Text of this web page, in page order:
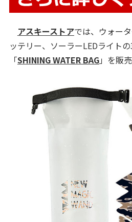
アスキーストアでは、ウォー
ッテリー、ソーラーLEDライト
「SHINING WATER BAG」を販売